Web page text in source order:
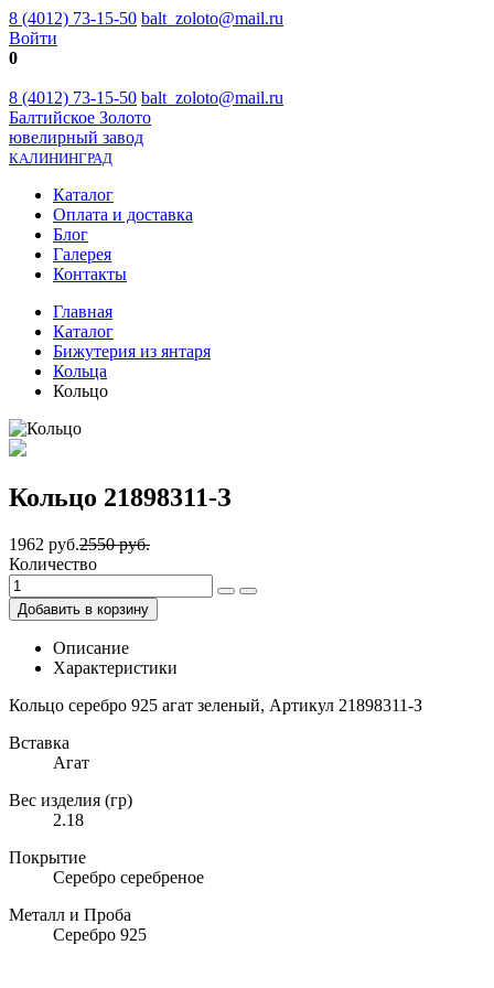
8 (4012) 73-15-50 balt_zoloto@mail.ru
Войти
0
8 (4012) 73-15-50 balt_zoloto@mail.ru
Балтийское Золото
ювелирный завод
КАЛИНИНГРАД
Каталог
Оплата и доставка
Блог
Галерея
Контакты
Главная
Каталог
Бижутерия из янтаря
Кольца
Кольцо
Кольцо 21898311-З
1962 руб.2550 руб.
Количество
Добавить в корзину
Описание
Характеристики
Кольцо серебро 925 агат зеленый, Артикул 21898311-З
Вставка
Агат
Вес изделия (гр)
2.18
Покрытие
Серебро серебреное
Металл и Проба
Серебро 925